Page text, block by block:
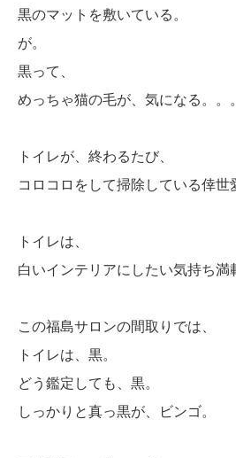
黒のマットを敷いている。
が。
黒って、
めっちゃ猫の毛が、気になる。。
トイレが、終わるたび、
コロコロをして掃除している倖世
トイレは、
白いインテリアにしたい気持ち満
この福島サロンの間取りでは、
トイレは、黒。
どう鑑定しても、黒。
しっかりと真っ黒が、ビンゴ。